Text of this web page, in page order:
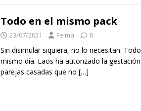
Todo en el mismo pack
23/07/2021 Felma 0
Sin disimular siquiera, no lo necesitan.
mismo día. Laos ha autorizado la
parejas casadas que no […]